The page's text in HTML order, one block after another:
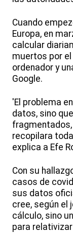
Cuando
Europa, en
calcular
muertos por
ordenador y
Google.
'El problema
datos, sino
recopilara
explica a Efe
Con su
casos de
sus datos
cree, según el
cálculo, sino
para